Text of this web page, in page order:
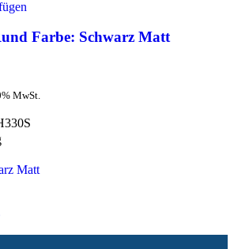
Farbe: Schwarz Matt
MwSt.
Matt